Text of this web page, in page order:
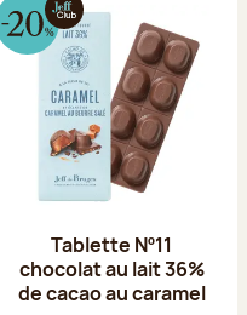
Tablette Nº11
chocolat au lait 36%
de cacao au caramel